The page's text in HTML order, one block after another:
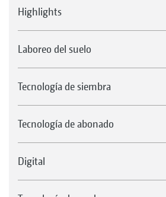
Highlights
Laboreo del suelo
Tecnología de siembra
Tecnología de abonado
Digital